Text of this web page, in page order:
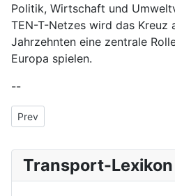
Politik, Wirtschaft und
TEN-T-Netzes wird das Kreuz
Jahrzehnten eine zentrale
Europa spielen.
--
Previous article: Fälschungen und
Prev
Transport-Lexikon